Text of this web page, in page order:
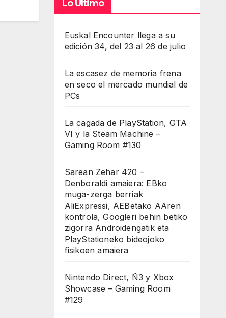
Lo Último
Euskal Encounter llega a su
edición 34, del 23 al 26 de julio
La escasez de memoria frena
en seco el mercado mundial de
PCs
La cagada de PlayStation, GTA
VI y la Steam Machine –
Gaming Room #130
Sarean Zehar 420 –
Denboraldi amaiera: EBko
muga-zerga berriak
AliExpressi, AEBetako AAren
kontrola, Googleri behin betiko
zigorra Androidengatik eta
PlayStationeko bideojoko
fisikoen amaiera
Nintendo Direct, Ñ3 y Xbox
Showcase – Gaming Room
#129